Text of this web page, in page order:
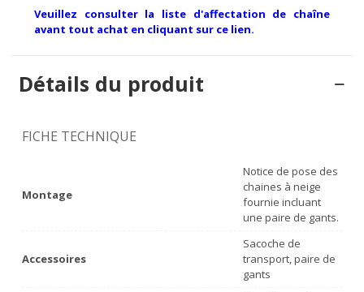
Veuillez consulter la liste d'affectation de chaîne
avant tout achat en cliquant sur ce lien.
Détails du produit
FICHE TECHNIQUE
Montage
Notice de pose des
chaines à neige
fournie incluant
une paire de gants.
Accessoires
Sacoche de
transport, paire de
gants